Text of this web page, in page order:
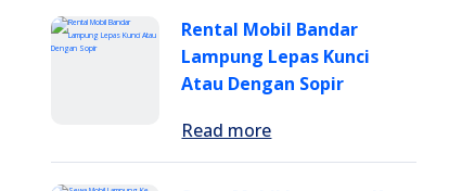
Rental Mobil Bandar
Lampung Lepas Kunci
Atau Dengan Sopir
Read more